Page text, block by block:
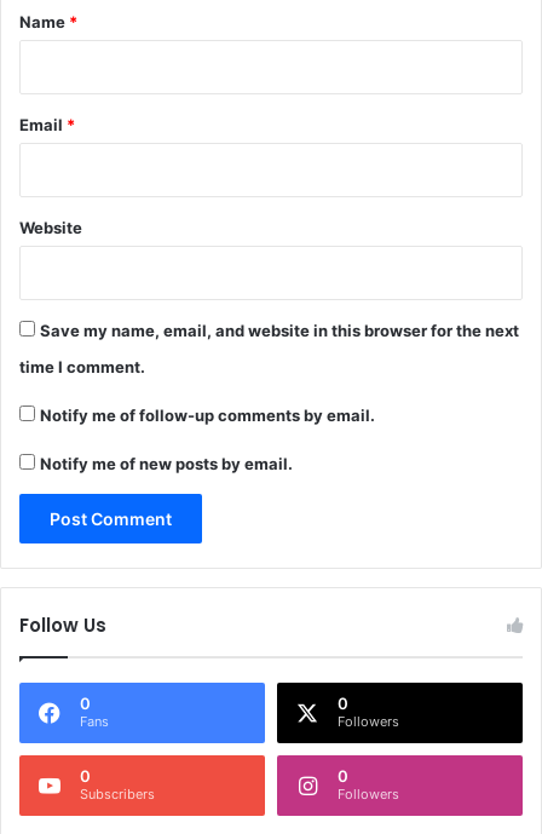
*
Name *
Email *
Website
Save my name, email, and website in this browser for the next
time I comment.
Notify me of follow-up comments by email.
Notify me of new posts by email.
Follow Us
0
Fans
0
Followers
0
Subscribers
0
Followers